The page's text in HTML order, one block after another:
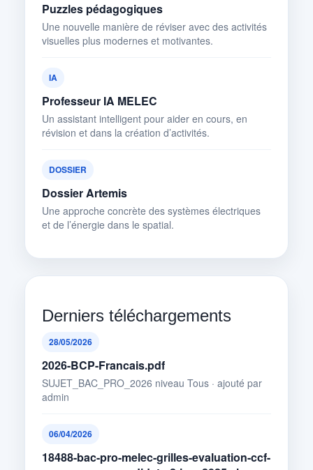
Puzzles pédagogiques
Une nouvelle manière de réviser avec des activités
visuelles plus modernes et motivantes.
IA
Professeur IA MELEC
Un assistant intelligent pour aider en cours, en
révision et dans la création d’activités.
DOSSIER
Dossier Artemis
Une approche concrète des systèmes électriques
et de l’énergie dans le spatial.
Derniers téléchargements
28/05/2026
2026-BCP-Francais.pdf
SUJET_BAC_PRO_2026 niveau Tous · ajouté par
admin
06/04/2026
18488-bac-pro-melec-grilles-evaluation-ccf-